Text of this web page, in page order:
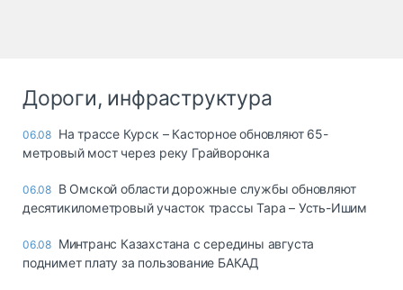
Дороги, инфраструктура
06.08 На трассе Курск – Касторное обновляют 65-
метровый мост через реку Грайворонка
06.08 В Омской области дорожные службы обновляют
десятикилометровый участок трассы Тара – Усть-Ишим
06.08 Минтранс Казахстана с середины августа
поднимет плату за пользование БАКАД